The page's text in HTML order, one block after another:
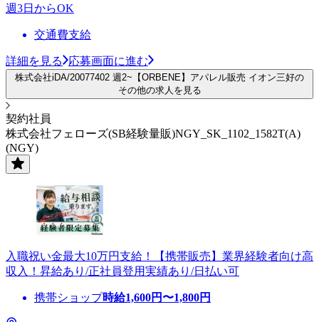
週3日からOK
交通費支給
詳細を見る 応募画面に進む
株式会社iDA/20077402 週2~【ORBENE】アパレル販売 イオン三好の
その他の求人を見る
契約社員
株式会社フェローズ(SB経験量販)NGY_SK_1102_1582T(A)
(NGY)
入職祝い金最大10万円支給！【携帯販売】業界経験者向け高
収入！昇給あり/正社員登用実績あり/日払い可
携帯ショップ時給1,600円〜1,800円